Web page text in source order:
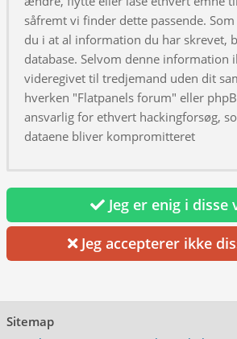
såfremt vi finder dette passende.
du i at al information du har skrevet,
database. Selvom denne information
videregivet til tredjemand uden dit
hverken "Flatpanels forum" eller
ansvarlig for ethvert hackingforsøg,
dataene bliver kompromitteret
Jeg er enig i disse
Jeg accepterer ikke
Sitemap